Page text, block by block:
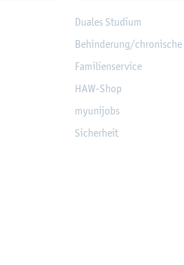
Dua­les Stu­di­um
Be­hin­de­rung/chro­ni­sche
Fa­mi­li­en­ser­vice
HAW-Shop
myu­ni­jobs
Si­cher­heit